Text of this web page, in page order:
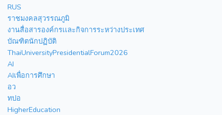
RUS
ราชมงคลสุวรรณภูมิ
งานสื่อสารองค์กรเเละกิจการระหว่างประเทศ
บัณฑิตนักปฏิบัติ
ThaiUniversityPresidentialForum2026
AI
AIเพื่อการศึกษา
อว
ทปอ
HigherEducation